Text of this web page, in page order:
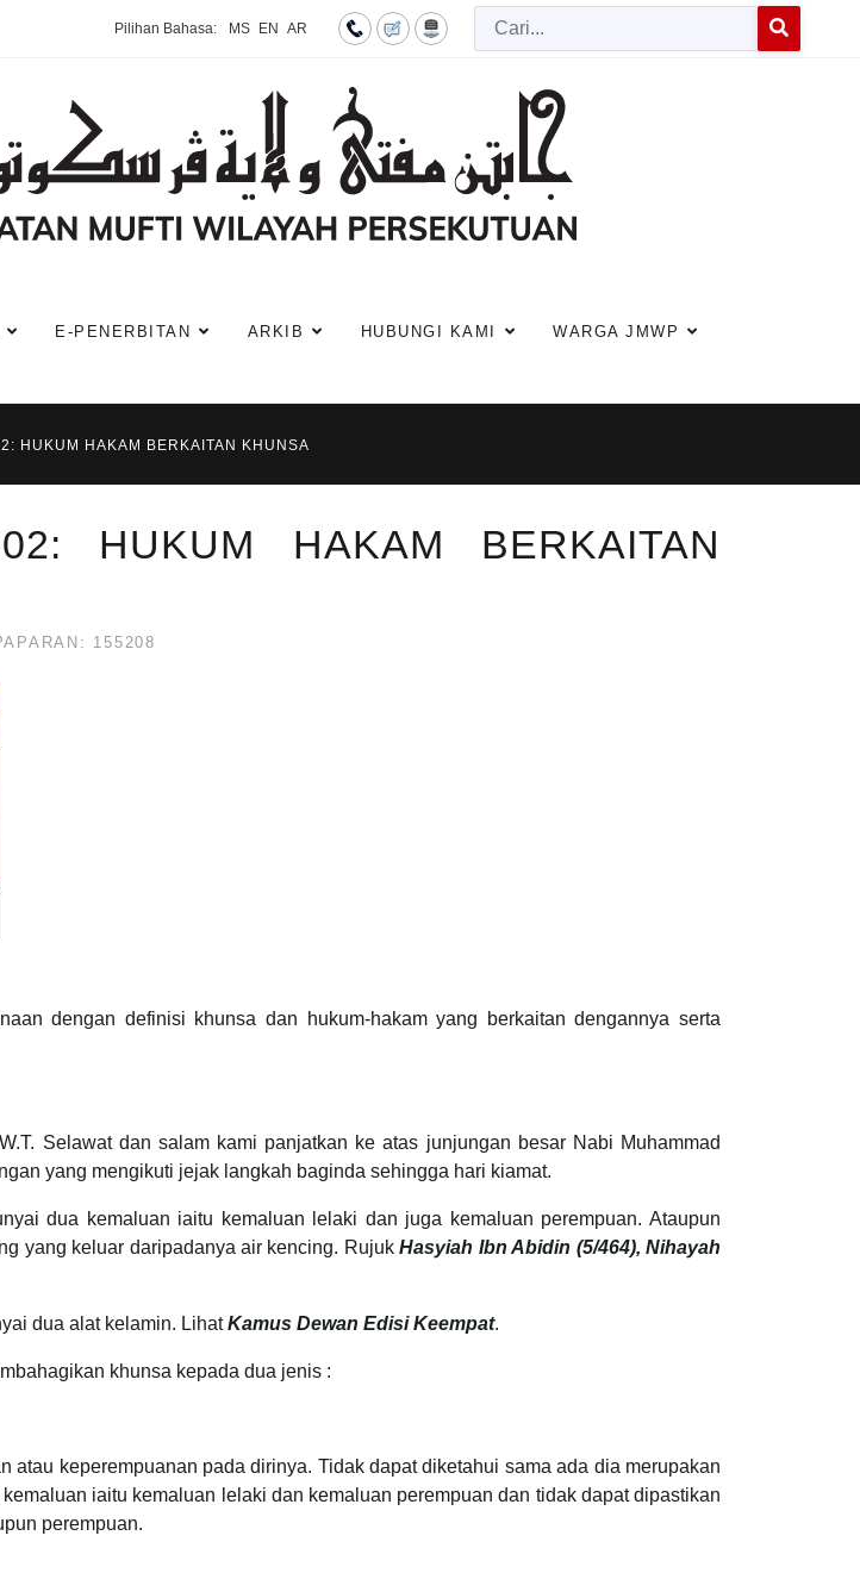
Pilihan Bahasa: MS EN AR
Cari
E-PENERBITAN ARKIB HUBUNGI KAMI WARGA JMWP
HUKUM HAKAM BERKAITAN KHUNSA
HUKUM HAKAM BERKAITAN
155208
dengan definisi khunsa dan hukum-hakam yang berkaitan dengannya serta
Selawat dan salam kami panjatkan ke atas junjungan besar Nabi Muhammad
yang mengikuti jejak langkah baginda sehingga hari kiamat.
dua kemaluan iaitu kemaluan lelaki dan juga kemaluan perempuan. Ataupun
yang keluar daripadanya air kencing. RujukHasyiah Ibn Abidin (5/464), Nihayah
dua alat kelamin. LihatKamus Dewan Edisi Keempat.
khunsa kepada dua jenis :
atau keperempuanan pada dirinya. Tidak dapat diketahui sama ada dia merupakan
iaitu kemaluan lelaki dan kemaluan perempuan dan tidak dapat dipastikan
perempuan.